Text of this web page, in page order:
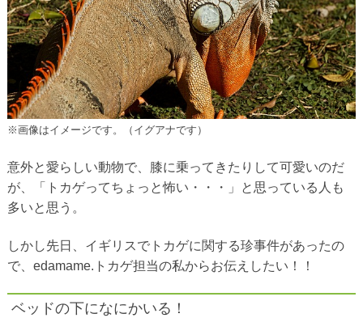
※画像はイメージです。（イグアナです）
意外と愛らしい動物で、膝に乗ってきたりして可愛いのだ
が、「トカゲってちょっと怖い・・・」と思っている人も
多いと思う。
しかし先日、イギリスでトカゲに関する珍事件があったの
で、edamame.トカゲ担当の私からお伝えしたい！！
ベッドの下になにかいる！